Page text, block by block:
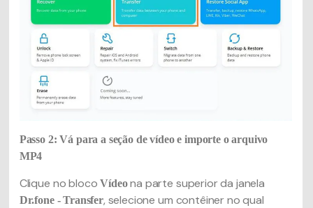
Passo 2: Vá para a seção de vídeo e importe o arquivo
MP4
Clique no blocoVídeona parte superior da janela
Dr.fone - Transfer, selecione um contêiner no qual